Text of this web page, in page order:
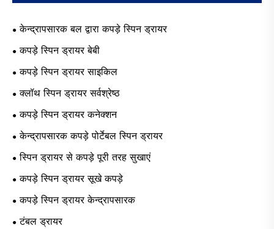
केन्द्रापसारक बल द्वारा कपड़े स्पिन ड्रायर
कपड़े स्पिन ड्रायर बेबी
कपड़े स्पिन ड्रायर साइकिल
क्लॉथ स्पिन ड्रायर सर्वश्रेष्ठ
कपड़े स्पिन ड्रायर कनेक्शन
केन्द्रापसारक कपड़े पोर्टेबल स्पिन ड्रायर
स्पिन ड्रायर से कपड़े पूरी तरह सुखाएं
कपड़े स्पिन ड्रायर सूखे कपड़े
कपड़े स्पिन ड्रायर केन्द्रापसारक
टंबल ड्रायर